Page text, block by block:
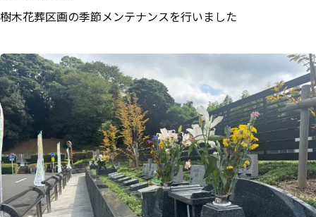
樹木花葬区画の季節メンテナンスを行いました